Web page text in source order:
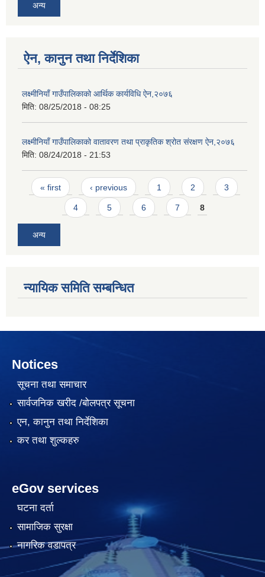
अन्य
ऐन, कानुन तथा निर्देशिका
लक्ष्मीनियाँ गाउँपालिकाको आर्थिक कार्यविधि ऐन,२०७६
मिति: 08/25/2018 - 08:25
लक्ष्मीनियाँ गाउँपालिकाको वातावरण तथा प्राकृतिक श्रोत संरक्षण ऐन,२०७६
मिति: 08/24/2018 - 21:53
Pages
« first ‹ previous 1 2 3
4 5 6 7 8
अन्य
न्यायिक समिति सम्बन्धित
Notices
सूचना तथा समाचार
सार्वजनिक खरीद /बोलपत्र सूचना
एन, कानुन तथा निर्देशिका
कर तथा शुल्कहरु
eGov services
घटना दर्ता
सामाजिक सुरक्षा
नागरिक वडापत्र